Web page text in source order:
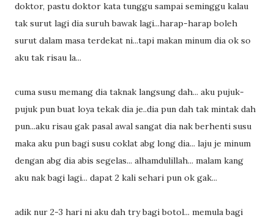
doktor, pastu doktor kata tunggu sampai seminggu kalau
tak surut lagi dia suruh bawak lagi...harap-harap boleh
surut dalam masa terdekat ni...tapi makan minum dia ok so
aku tak risau la...
cuma susu memang dia taknak langsung dah... aku pujuk-
pujuk pun buat loya tekak dia je..dia pun dah tak mintak dah
pun...aku risau gak pasal awal sangat dia nak berhenti susu
maka aku pun bagi susu coklat abg long dia... laju je minum
dengan abg dia abis segelas... alhamdulillah... malam kang
aku nak bagi lagi... dapat 2 kali sehari pun ok gak...
adik nur 2-3 hari ni aku dah try bagi botol... memula bagi